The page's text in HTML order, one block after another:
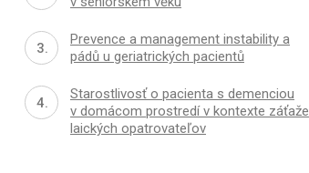
Prevence a management instability a
pádů u geriatrických pacientů
Starostlivosť o pacienta s demenciou
v domácom prostredí v kontexte záťaže
laických opatrovateľov